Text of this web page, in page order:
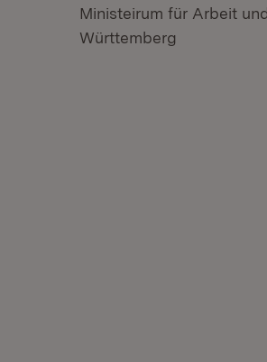
Ministeirum für Arbeit
Württemberg